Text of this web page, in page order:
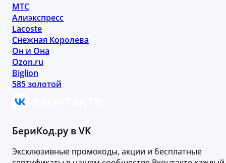
МТС
Алиэкспресс
Lacoste
Снежная Королева
Он и Она
Ozon.ru
Biglion
585 золотой
БериКод.ру в VK
Эксклюзивные промокоды, акции и бесплатные